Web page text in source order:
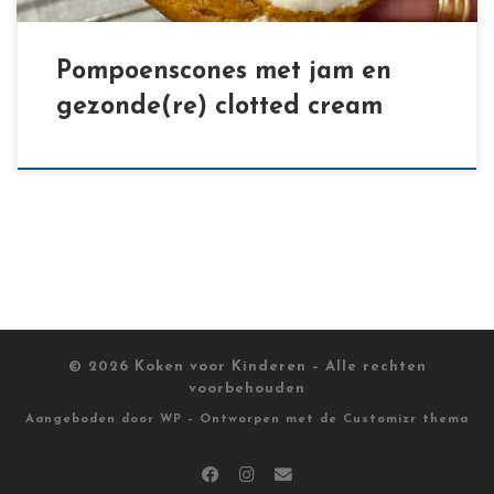
Pompoenscones met jam en
gezonde(re) clotted cream
© 2026 Koken voor Kinderen
– Alle rechten
voorbehouden
Aangeboden door WP – Ontworpen met de Customizr thema